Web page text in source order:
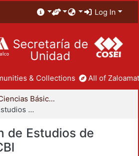
Log In
Secretaría de
Unidad
& Collections All of
División de Ciencias Básicas e Ingeniería
Coordinación de Estudios de Posgrado - CBI
de Estudios de